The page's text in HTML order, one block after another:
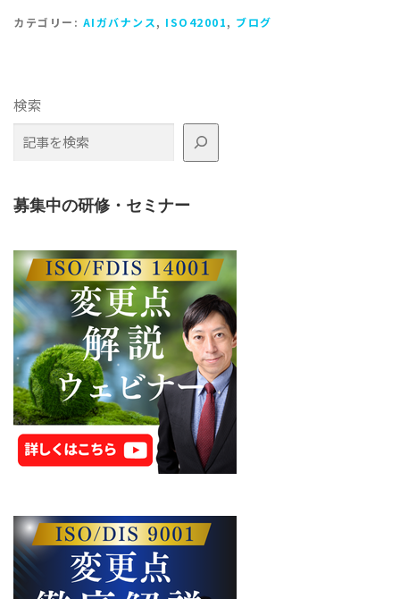
カテゴリー: AIガバナンス, ISO42001, ブログ
検索
募集中の研修・セミナー